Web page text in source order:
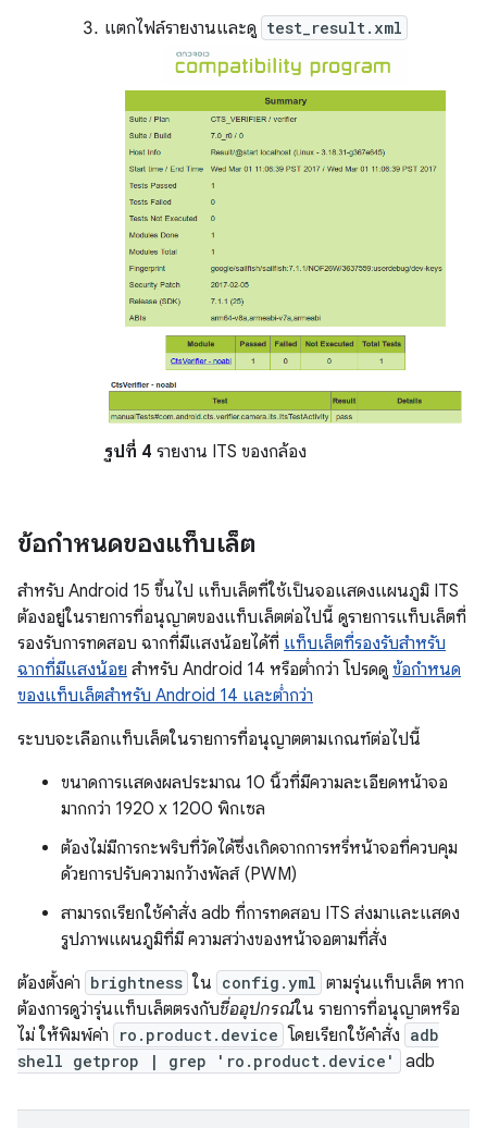
แตกไฟล์รายงานและดู test_result.xml
รูปที่ 4 รายงาน ITS ของกล้อง
ข้อกำหนดของแท็บเล็ต
สำหรับ Android 15 ขึ้นไป แท็บเล็ตที่ใช้เป็นจอแสดงแผนภูมิ ITS
ต้องอยู่ในรายการที่อนุญาตของแท็บเล็ตต่อไปนี้ ดูรายการแท็บเล็ตที่
รองรับการทดสอบ ฉากที่มีแสงน้อยได้ที่ แท็บเล็ตที่รองรับสำหรับ
ฉากที่มีแสงน้อย สำหรับ Android 14 หรือต่ำกว่า โปรดดู ข้อกำหนด
ของแท็บเล็ตสำหรับ Android 14 และต่ำกว่า
ระบบจะเลือกแท็บเล็ตในรายการที่อนุญาตตามเกณฑ์ต่อไปนี้
ขนาดการแสดงผลประมาณ 10 นิ้วที่มีความละเอียดหน้าจอ
มากกว่า 1920 x 1200 พิกเซล
ต้องไม่มีการกะพริบที่วัดได้ซึ่งเกิดจากการหรี่หน้าจอที่ควบคุม
ด้วยการปรับความกว้างพัลส์ (PWM)
สามารถเรียกใช้คำสั่ง adb ที่การทดสอบ ITS ส่งมาและแสดง
รูปภาพแผนภูมิที่มี ความสว่างของหน้าจอตามที่สั่ง
ต้องตั้งค่า brightness ใน config.yml ตามรุ่นแท็บเล็ต หาก
ต้องการดูว่ารุ่นแท็บเล็ตตรงกับชื่ออุปกรณ์ใน รายการที่อนุญาตหรือ
ไม่ ให้พิมพ์ค่า
ro.product.device โดยเรียกใช้คำสั่ง adb
shell getprop | grep 'ro.product.device'
adb